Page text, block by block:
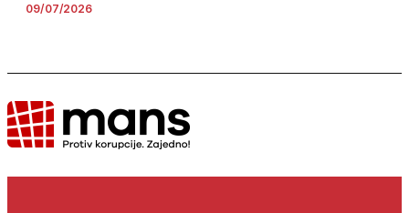
09/07/2026